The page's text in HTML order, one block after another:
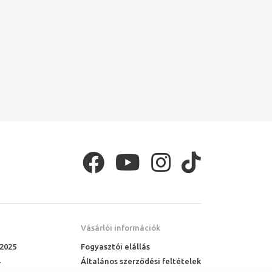
Vásárlói információk
Fogyasztói elállás
Általános szerződési feltételek